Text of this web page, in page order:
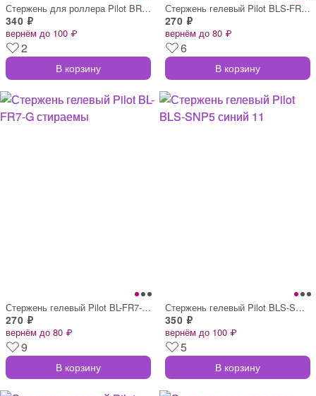
Стержень для роллера Pilot BRFN-10 синий
340 ₽
вернём до 100 ₽
2
В корзину
Стержень гелевый Pilot BLS-FR7 стираемый
270 ₽
вернём до 80 ₽
6
В корзину
Стержень гелевый Pilot BL-FR7-G стираемы
270 ₽
вернём до 80 ₽
9
В корзину
Стержень гелевый Pilot BLS-SNP5 синий 11
350 ₽
вернём до 100 ₽
5
В корзину